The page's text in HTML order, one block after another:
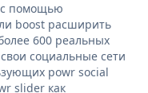
с помощью
boost расширить
600 реальных
социальные сети
powr social
slider как